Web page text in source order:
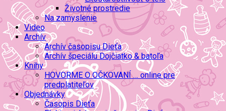
Životné prostredie
Na zamyslenie
Video
Archív
Archív časopisu Dieťa
Archív špeciálu Dojčiatko & batoľa
Knihy
HOVORME O OČKOVANÍ … online pre
predplatiteľov
Objednávky
Časopis Dieťa